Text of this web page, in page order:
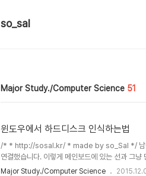
so_sal
Major Study./Computer Science 51
윈도우에서 하드디스크 인식하는법
/* * http://sosal.kr/ * made by so_Sal */ 남아
연결했습니다. 이렇게 메인보드에 있는 선과 그냥
빛이 쌔서 사진이 좀 못나왔네요.. 아래에 있는 하
Major Study./Computer Science